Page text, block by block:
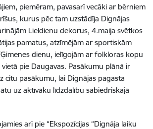
piemēram, pavasarī vecāki ar bērniem
kurus pēc tam uzstādīja Dignājas
Lieldienu dekorus, 4.maija svētkos
pamatus, atzīmējām ar sportiskām
dienu, ielīgojām ar folkloras kopu
vietā pie Daugavas. Pasākumu plānā ir
citu pasākumu, lai Dignājas pagasta
uz aktīvāku līdzdalību sabiedriskajā
arī pie “Ekspozīcijas “Dignāja laiku